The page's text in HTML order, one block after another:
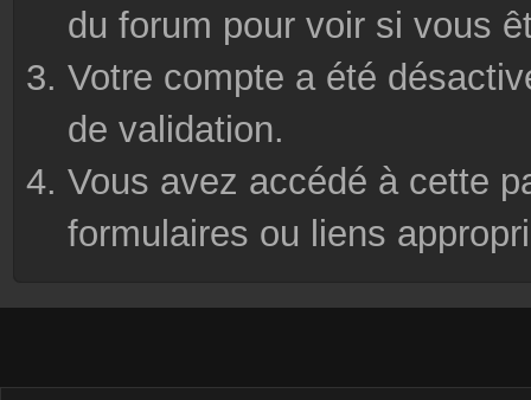
du forum pour voir si vous
Votre compte a été
de validation.
Vous avez accédé à cette
formulaires ou liens